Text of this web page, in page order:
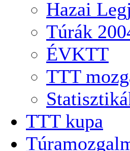
Hazai
Túrák
ÉVKTT
TTT
TTT kupa